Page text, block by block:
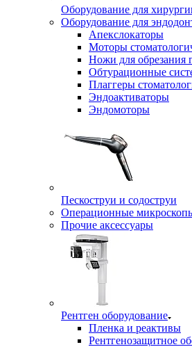
Оборудование для
Оборудование для
Апекслокаторы
Моторы
Ножи для обрезания
Обтурационные
Плаггеры
Эндоактиваторы
Эндомоторы
Пескоструи и содоструи
Операционные
Прочие аксессуары
Рентген оборудование
Пленка и реактивы
Рентгенозащитное